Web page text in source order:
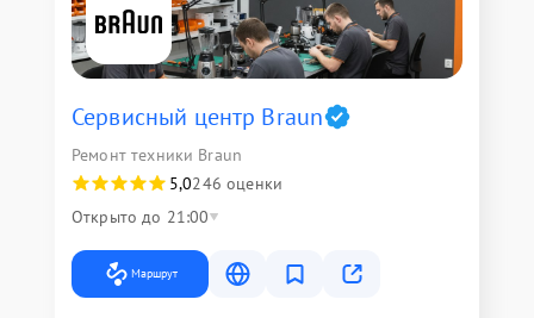
Сервисный центр Braun
Ремонт техники Braun
5,0246 оценки
Открыто до 21:00
Маршрут